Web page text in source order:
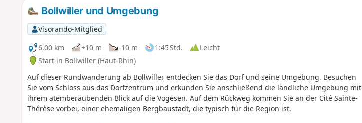
Bollwiller und Umgebung
Visorando-Mitglied
6,00 km
+10 m -10 m 1:45 Std.
Leicht
Start in Bollwiller (Haut-Rhin)
Auf dieser Rundwanderung ab Bollwiller entdecken Sie das Dorf und seine Umgebung. Besuchen
Sie vom Schloss aus das Dorfzentrum und erkunden Sie anschließend die ländliche Umgebung mit
ihrem atemberaubenden Blick auf die Vogesen. Auf dem Rückweg kommen Sie an der Cité Sainte-
Thérèse vorbei, einer ehemaligen Bergbaustadt, die typisch für die Region ist.